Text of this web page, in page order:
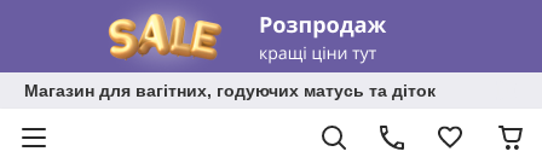
Магазин для вагітних, годуючих матусь та діток